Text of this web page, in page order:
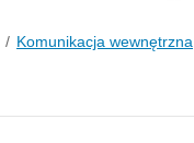
Komunikacja wewnętrzna